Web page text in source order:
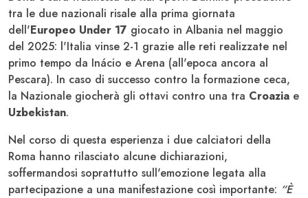
tra le due nazionali risale alla prima giornata
dell'Europeo Under 17 giocato in Albania nel maggio
del 2025: l'Italia vinse 2-1 grazie alle reti realizzate nel
primo tempo da Inácio e Arena (all'epoca ancora al
Pescara). In caso di successo contro la formazione ceca,
la Nazionale giocherà gli ottavi contro una tra Croazia e
Uzbekistan.
Nel corso di questa esperienza i due calciatori della
Roma hanno rilasciato alcune dichiarazioni,
soffermandosi soprattutto sull'emozione legata alla
partecipazione a una manifestazione così importante: “È